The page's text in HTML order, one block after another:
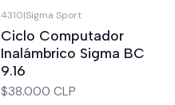
4310|Sigma Sport
Ciclo Computador
Inalámbrico Sigma BC
9.16
$38.000 CLP